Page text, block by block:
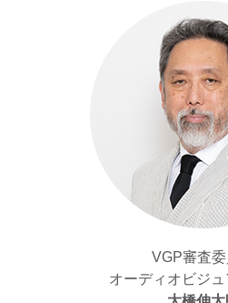
VGP審査
オーディオビジ